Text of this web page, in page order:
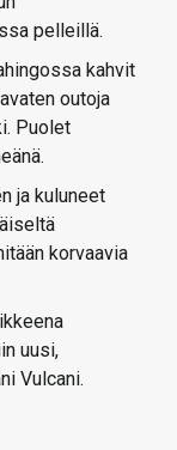
pelleillä.
kahvit
outoja
Puolet
ja kuluneet
korvaavia
uusi,
Vulcani.